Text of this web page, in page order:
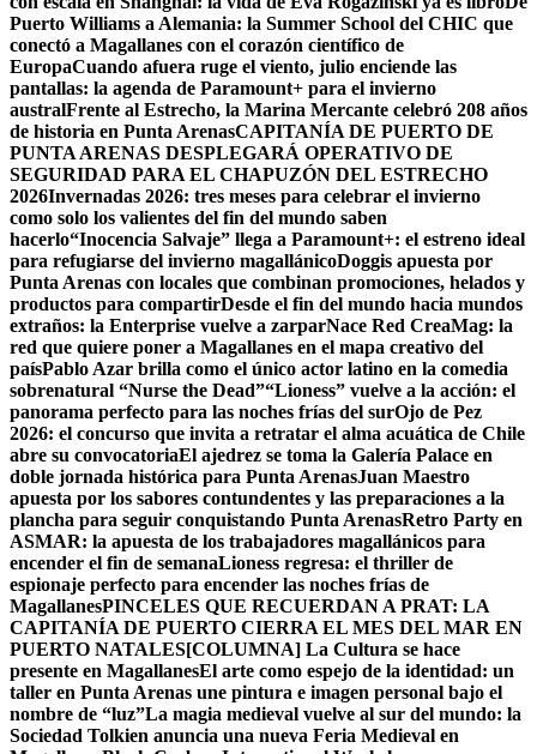
Puerto Williams a Alemania: la Summer School del CHIC que
conectó a Magallanes con el corazón científico de
EuropaCuando afuera ruge el viento, julio enciende las
pantallas: la agenda de Paramount+ para el invierno
australFrente al Estrecho, la Marina Mercante celebró 208 años
de historia en Punta ArenasCAPITANÍA DE PUERTO DE
PUNTA ARENAS DESPLEGARÁ OPERATIVO DE
SEGURIDAD PARA EL CHAPUZÓN DEL ESTRECHO
2026Invernadas 2026: tres meses para celebrar el invierno
como solo los valientes del fin del mundo saben
hacerlo“Inocencia Salvaje” llega a Paramount+: el estreno ideal
para refugiarse del invierno magallánicoDoggis apuesta por
Punta Arenas con locales que combinan promociones, helados y
productos para compartirDesde el fin del mundo hacia mundos
extraños: la Enterprise vuelve a zarparNace Red CreaMag: la
red que quiere poner a Magallanes en el mapa creativo del
paísPablo Azar brilla como el único actor latino en la comedia
sobrenatural “Nurse the Dead”“Lioness” vuelve a la acción: el
panorama perfecto para las noches frías del surOjo de Pez
2026: el concurso que invita a retratar el alma acuática de Chile
abre su convocatoriaEl ajedrez se toma la Galería Palace en
doble jornada histórica para Punta ArenasJuan Maestro
apuesta por los sabores contundentes y las preparaciones a la
plancha para seguir conquistando Punta ArenasRetro Party en
ASMAR: la apuesta de los trabajadores magallánicos para
encender el fin de semanaLioness regresa: el thriller de
espionaje perfecto para encender las noches frías de
MagallanesPINCELES QUE RECUERDAN A PRAT: LA
CAPITANÍA DE PUERTO CIERRA EL MES DEL MAR EN
PUERTO NATALES[COLUMNA] La Cultura se hace
presente en MagallanesEl arte como espejo de la identidad: un
taller en Punta Arenas une pintura e imagen personal bajo el
nombre de “luz”La magia medieval vuelve al sur del mundo: la
Sociedad Tolkien anuncia una nueva Feria Medieval en